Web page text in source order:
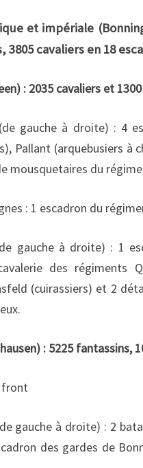
et impériale
3805 cavaliers en 18
: 2035 cavaliers et
gauche à droite) : 4
Pallant (arquebusiers à
mousquetaires du
: 1 escadron du
gauche à droite) : 1
des régiments
(cuirassiers) et 2
: 5225 fantassins,
front
gauche à droite) : 2
des gardes de